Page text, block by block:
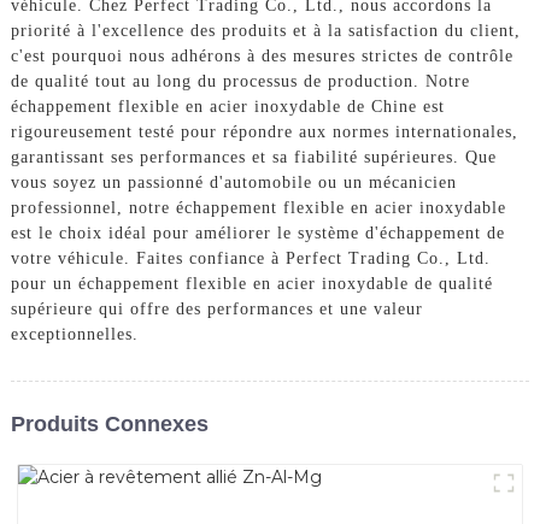
véhicule. Chez Perfect Trading Co., Ltd., nous accordons la
priorité à l'excellence des produits et à la satisfaction du client,
c'est pourquoi nous adhérons à des mesures strictes de contrôle
de qualité tout au long du processus de production. Notre
échappement flexible en acier inoxydable de Chine est
rigoureusement testé pour répondre aux normes internationales,
garantissant ses performances et sa fiabilité supérieures. Que
vous soyez un passionné d'automobile ou un mécanicien
professionnel, notre échappement flexible en acier inoxydable
est le choix idéal pour améliorer le système d'échappement de
votre véhicule. Faites confiance à Perfect Trading Co., Ltd.
pour un échappement flexible en acier inoxydable de qualité
supérieure qui offre des performances et une valeur
exceptionnelles.
Produits Connexes